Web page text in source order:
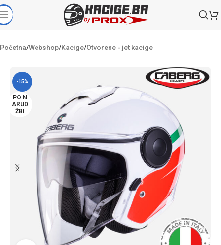
Početna/Webshop/Kacige/Otvorene - jet kacige
-15%
PO N
ARUD
ŽBI